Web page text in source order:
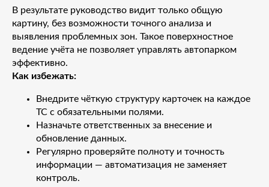
В результате руководство видит только общую
картину, без возможности точного анализа и
выявления проблемных зон. Такое поверхностное
ведение учёта не позволяет управлять автопарком
эффективно.
Как избежать:
Внедрите чёткую структуру карточек на каждое
ТС с обязательными полями.
Назначьте ответственных за внесение и
обновление данных.
Регулярно проверяйте полноту и точность
информации — автоматизация не заменяет
контроль.